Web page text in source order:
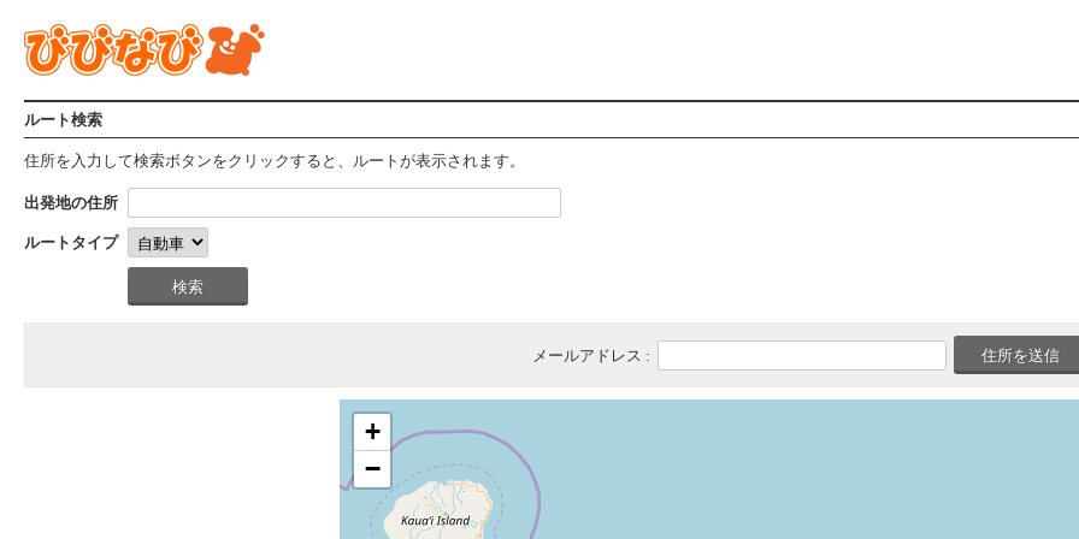
ルート検索
住所を入力して検索ボタンをクリックすると、ルートが表示されます。
出発地の住所
ルートタイプ
メールアドレス :
+
−